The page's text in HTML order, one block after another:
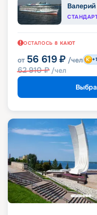
ОСТАЛОСЬ 8 КАЮТ
от 56 619 ₽ /чел
62 910₽ /чел